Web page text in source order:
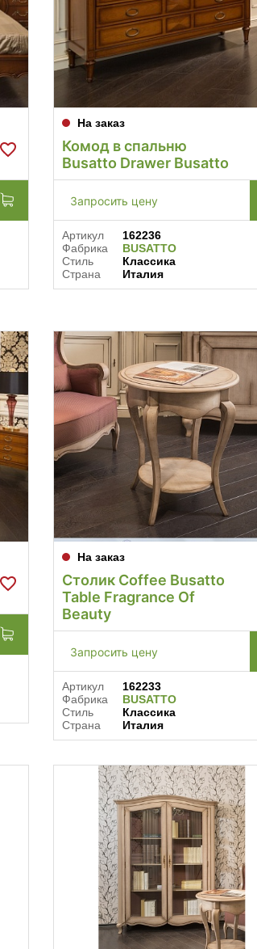
На заказ
Комод в спальню
Busatto Drawer Busatto
Запросить цену
Артикул
162236
Фабрика
BUSATTO
Стиль
Классика
Страна
Италия
На заказ
Столик Сoffee Busatto
Table Fragrance Of
Beauty
Запросить цену
Артикул
162233
Фабрика
BUSATTO
Стиль
Классика
Страна
Италия